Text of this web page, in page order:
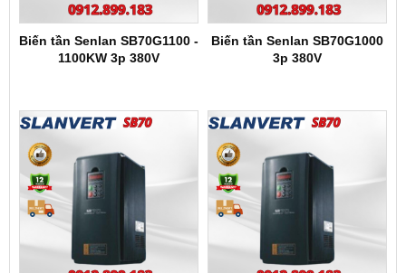
Biến tần Senlan SB70G1100 -
1100KW 3p 380V
Biến tần Senlan SB70G1000
3p 380V